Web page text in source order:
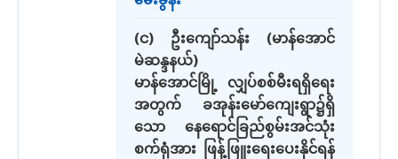
(င) ဦးကျော်သန်း (မာန်အောင်
မဲဆန္ဒနယ်)
မာန်အောင်မြို့ လျှပ်စစ်မီးရရှိရေး
အတွက် ခအုန်းမော်ကျေးရွာ၌ရှိ
သော နေရောင်ခြည်စွမ်းအင်သုံး
စက်ရုံအား ဖြန့်ဖြူးရေးပေးနိုင်ရန်